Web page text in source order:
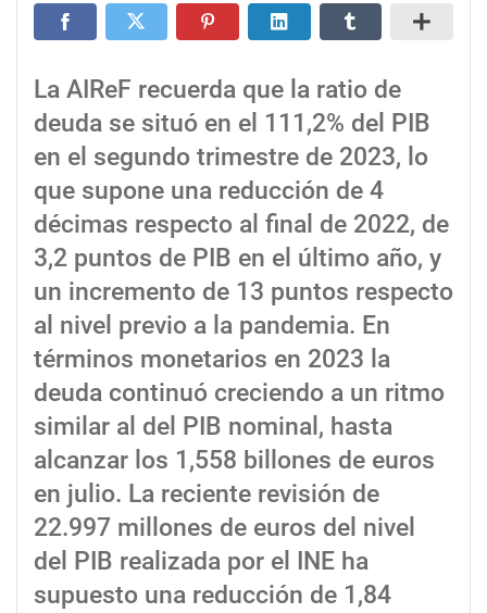
La AIReF recuerda que la ratio de
deuda se situó en el 111,2% del PIB
en el segundo trimestre de 2023, lo
que supone una reducción de 4
décimas respecto al final de 2022, de
3,2 puntos de PIB en el último año, y
un incremento de 13 puntos respecto
al nivel previo a la pandemia. En
términos monetarios en 2023 la
deuda continuó creciendo a un ritmo
similar al del PIB nominal, hasta
alcanzar los 1,558 billones de euros
en julio. La reciente revisión de
22.997 millones de euros del nivel
del PIB realizada por el INE ha
supuesto una reducción de 1,84